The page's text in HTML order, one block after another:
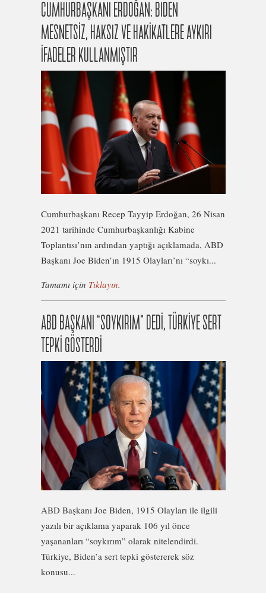
CUMHURBAŞKANI ERDOĞAN: BIDEN
MESNETSİZ, HAKSIZ VE HAKİKATLERE AYKIRI
İFADELER KULLANMIŞTIR
Cumhurbaşkanı Recep Tayyip Erdoğan, 26 Nisan
2021 tarihinde Cumhurbaşkanlığı Kabine
Toplantısı’nın ardından yaptığı açıklamada, ABD
Başkanı Joe Biden’ın 1915 Olayları’nı “soykı...
Tamamı için Tıklayın.
ABD BAŞKANI “SOYKIRIM” DEDİ, TÜRKİYE SERT
TEPKİ GÖSTERDİ
ABD Başkanı Joe Biden, 1915 Olayları ile ilgili
yazılı bir açıklama yaparak 106 yıl önce
yaşananları “soykırım” olarak nitelendirdi.
Türkiye, Biden’a sert tepki göstererek söz
konusu...